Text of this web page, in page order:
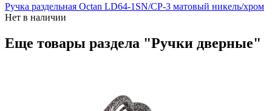
Ручка раздельная Octan LD64-1SN/CP-3 матовый никель/хром
Нет в наличии
Еще товары раздела "Ручки дверные"